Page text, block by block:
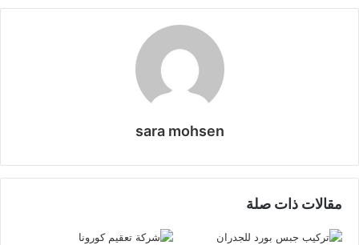
sara mohsen
مقالات ذات صلة